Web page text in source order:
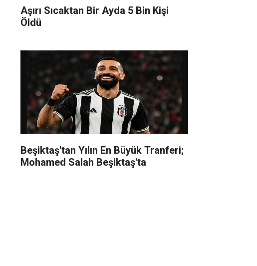
Aşırı Sıcaktan Bir Ayda 5 Bin Kişi
Öldü
Beşiktaş'tan Yılın En Büyük Tranferi;
Mohamed Salah Beşiktaş'ta